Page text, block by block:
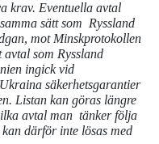
krav. Eventuella avtal
sätt som Ryssland
mot Minskprotokollen
som Ryssland
ingick vid
säkerhetsgarantier
Listan kan göras längre
avtal man tänker följa
därför inte lösas med